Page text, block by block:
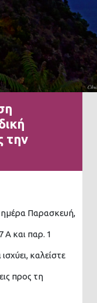
την
ημέρα Παρασκευή,
και παρ. 1
καλείστε
προς τη